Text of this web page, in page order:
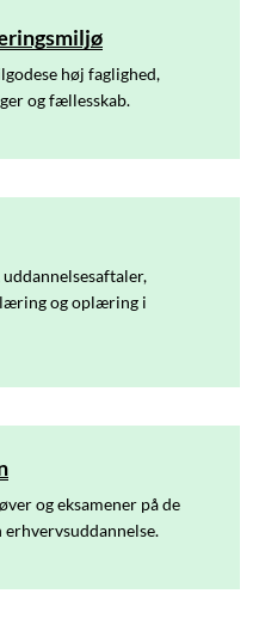
høj faglighed,
og fællesskab.
og oplæring i
og eksamener på de